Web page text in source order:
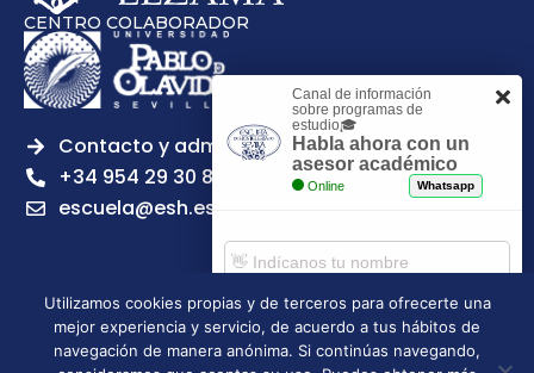
CENTRO COLABORADOR
Contacto y admisiones
+34 954 29 30 81
escuela@esh.es
Aviso legal Política de Privacidad
Política de Cookies
Utilizamos cookies propias y de terceros para ofrecerte una
mejor experiencia y servicio, de acuerdo a tus hábitos de
navegación de manera anónima. Si continúas navegando,
Canal de información
sobre programas de
estudio🎓
Habla ahora con un
asesor académico
Online Whatsapp
Comenzar chat